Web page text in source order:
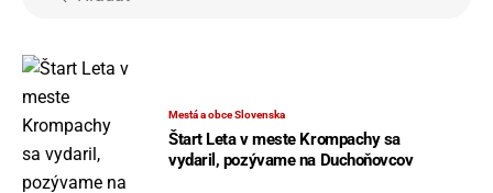
Mestá a obce Slovenska
Štart Leta v meste Krompachy sa
vydaril, pozývame na Duchoňovcov